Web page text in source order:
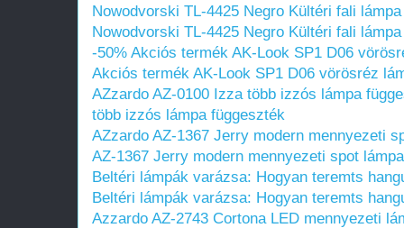
Nowodvorski TL-4425 Negro Kültéri fali
Nowodvorski TL-4425 Negro Kültéri fali
-50% Akciós termék AK-Look SP1 D06
Akciós termék AK-Look SP1 D06 vörösréz
AZzardo AZ-0100 Izza több izzós lámpa
több izzós lámpa függeszték
AZzardo AZ-1367 Jerry modern mennyezeti
AZ-1367 Jerry modern mennyezeti spot
Beltéri lámpák varázsa: Hogyan teremts
Beltéri lámpák varázsa: Hogyan teremts
Azzardo AZ-2743 Cortona LED mennyezeti